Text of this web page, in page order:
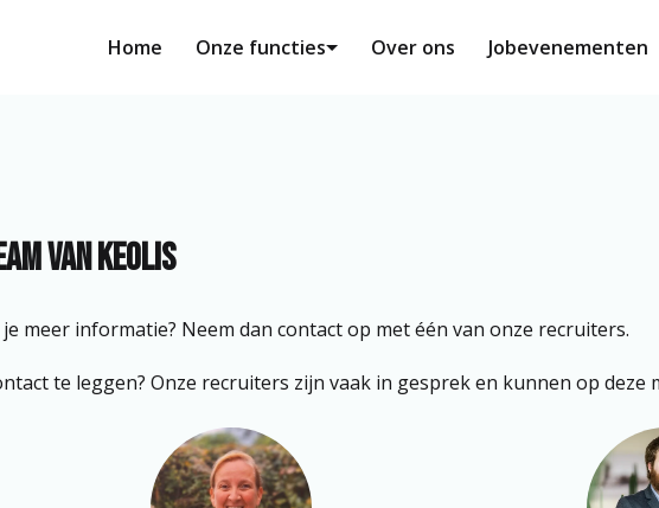
Home Onze functies Over ons Jobevenementen
van Keolis
meer informatie? Neem dan contact op met één van onze recruiters.
te leggen? Onze recruiters zijn vaak in gesprek en kunnen op deze